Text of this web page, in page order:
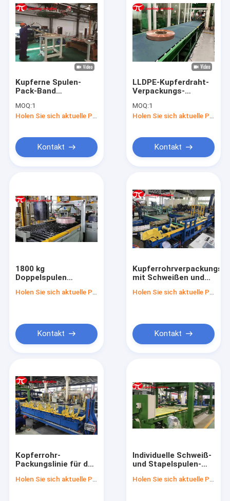
Produkte
Über uns
Fabrik-Ausflug
Fordern Sie ein Zitat
Kupfernes Spulen-Verpackungsfließband
Kupferne Spulen-Verpackungs-Maschine
Aluminiumspulen-Verpackungsfließband
Stahlspule, die Linie einwickelt
Kupferne Spulen-
Pack-Band
mit
Umfangskennzeichnungsund
MOQ:1
Kontakt
LLDPE-Kupferdraht-
Verpackungs-
automatisches Od
800mm
MOQ:1
Kontakt
1800 kg
Doppelspulen
Verpackungslinie mitHolen Sie sich aktuelle Preis
Kontakt
mit Schweißen und
Holen Sie sich aktuelle Preis
Kontakt
Kopferrohr-
Packungslinie für das
Verbundpapierband
Individuelle Schweiß-
und Stapelspulen-